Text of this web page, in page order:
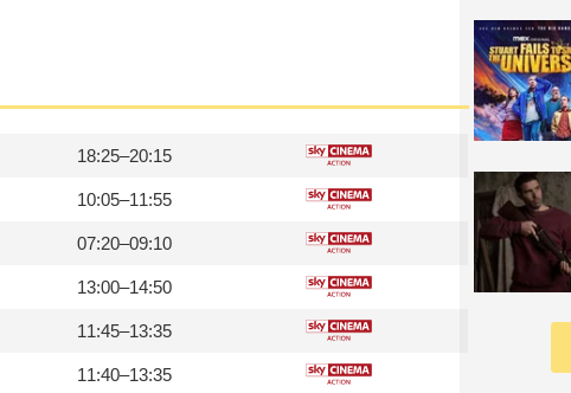
18:25–20:15
10:05–11:55
07:20–09:10
13:00–14:50
11:45–13:35
11:40–13:35